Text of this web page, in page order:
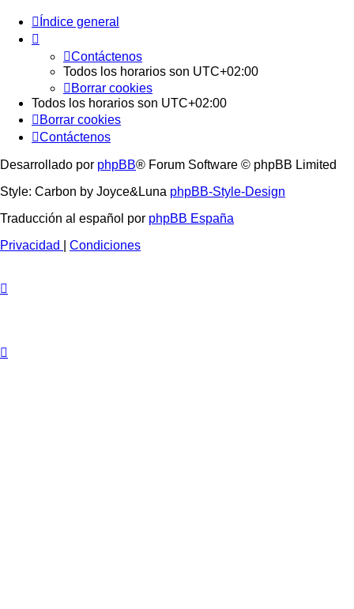
Índice general
Contáctenos
Todos los horarios son UTC+02:00
Borrar cookies
Todos los horarios son UTC+02:00
Borrar cookies
Contáctenos
Desarrollado por phpBB® Forum Software © phpBB Limited
Style: Carbon by Joyce&Luna phpBB-Style-Design
Traducción al español por phpBB España
Privacidad
Condiciones